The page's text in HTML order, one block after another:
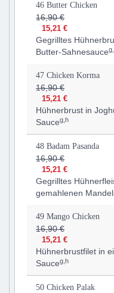
46 Butter Chicken
16,90 €
15,21 €
Gegrilltes
Butter-Sahnesauce
47 Chicken Korma
16,90 €
15,21 €
Hühnerbrust in
Sauceg,h
48 Badam Pasanda
16,90 €
15,21 €
Gegrilltes
gemahlenen
49 Mango Chicken
16,90 €
15,21 €
Hühnerbrustfilet in
Sauceg,h
50 Chicken Palak